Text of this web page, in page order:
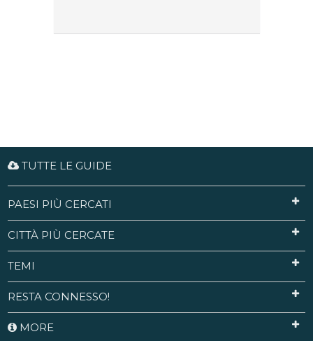
TUTTE LE GUIDE
PAESI PIÙ CERCATI
CITTÀ PIÙ CERCATE
TEMI
RESTA CONNESSO!
MORE